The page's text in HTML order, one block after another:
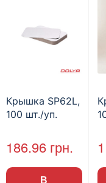
Крышка SP62L,
100 шт./уп.
186.96 грн.
В